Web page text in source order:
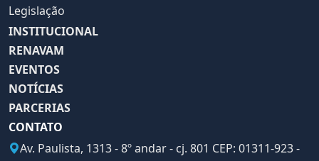
Legislação
INSTITUCIONAL
RENAVAM
EVENTOS
NOTÍCIAS
PARCERIAS
CONTATO
Av. Paulista, 1313 - 8º andar - cj. 801 CEP: 01311-923 -